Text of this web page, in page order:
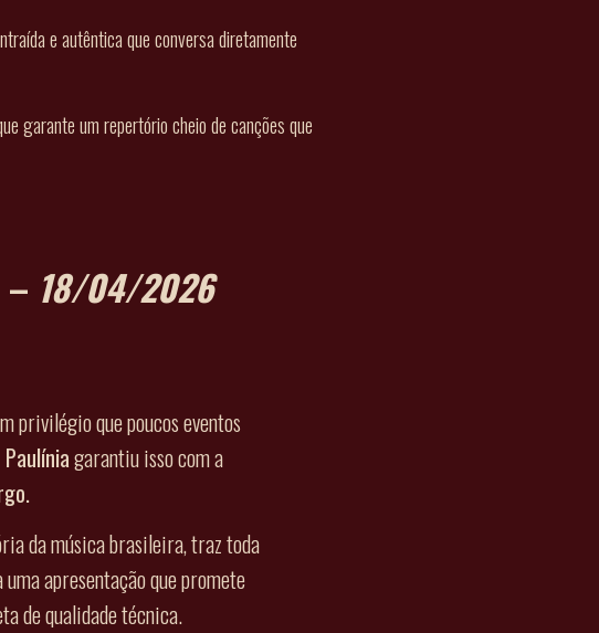
e autêntica que conversa diretamente
garante um repertório cheio de canções que
– 18/04/2026
privilégio que poucos eventos
garantiu isso com a
da música brasileira, traz toda
apresentação que promete
de qualidade técnica.